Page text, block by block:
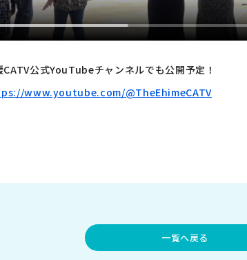
CATV公式YouTubeチャンネルでも公開予定！
www.youtube.com/@TheEhimeCATV
一覧へ戻る